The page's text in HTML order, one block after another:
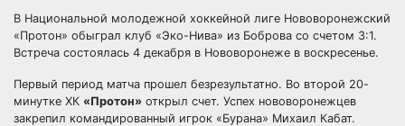
В Национальной молодежной хоккейной лиге Нововоронежский
«Протон» обыграл клуб «Эко-Нива» из Боброва со счетом 3:1.
Встреча состоялась 4 декабря в Нововоронеже в воскресенье.
Первый период матча прошел безрезультатно. Во второй 20-
минутке ХК «Протон» открыл счет. Успех нововоронежцев
закрепил командированный игрок «Бурана» Михаил Кабат.